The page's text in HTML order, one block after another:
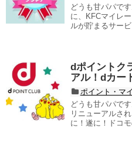
どうも甘パパで
に、KFCマイレ
ルが貯まるサー
dポイントク
アル！dカー
ポイント・マ
どうも甘パパで
リニューアルさ
に！遂に！ドコ